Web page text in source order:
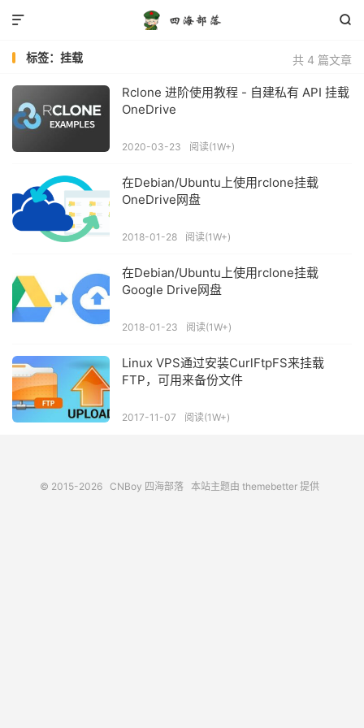


共 4 篇文章
标签：挂载
Rclone 进阶使用教程 - 自建私有 API 挂载
OneDrive
2020-03-23 阅读(1W+)
在Debian/Ubuntu上使用rclone挂载
OneDrive网盘
2018-01-28 阅读(1W+)
在Debian/Ubuntu上使用rclone挂载
Google Drive网盘
2018-01-23 阅读(1W+)
Linux VPS通过安装CurlFtpFS来挂载
FTP，可用来备份文件
2017-11-07 阅读(1W+)
© 2015-2026 CNBoy 四海部落 本站主题由 themebetter 提供